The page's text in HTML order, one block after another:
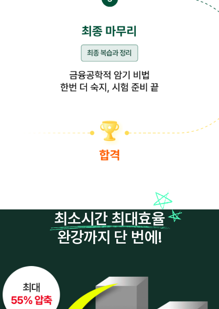
최소시간 최대효율
완강까지 단 번에!